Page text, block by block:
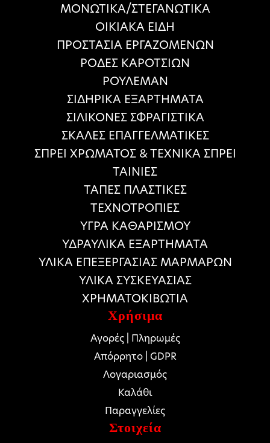
ΜΟΝΩΤΙΚΑ/ΣΤΕΓΑΝΩΤΙΚΑ
ΟΙΚΙΑΚΑ ΕΙΔΗ
ΠΡΟΣΤΑΣΙΑ ΕΡΓΑΖΟΜΕΝΩΝ
ΡΟΔΕΣ ΚΑΡΟΤΣΙΩΝ
ΡΟΥΛΕΜΑΝ
ΣΙΔΗΡΙΚΑ ΕΞΑΡΤΗΜΑΤΑ
ΣΙΛΙΚΟΝΕΣ ΣΦΡΑΓΙΣΤΙΚΑ
ΣΚΑΛΕΣ ΕΠΑΓΓΕΛΜΑΤΙΚΕΣ
ΣΠΡΕΙ ΧΡΩΜΑΤΟΣ & ΤΕΧΝΙΚΑ ΣΠΡΕΙ
ΤΑΙΝΙΕΣ
ΤΑΠΕΣ ΠΛΑΣΤΙΚΕΣ
ΤΕΧΝΟΤΡΟΠΙΕΣ
ΥΓΡΑ ΚΑΘΑΡΙΣΜΟΥ
ΥΔΡΑΥΛΙΚΑ ΕΞΑΡΤΗΜΑΤΑ
ΥΛΙΚΑ ΕΠΕΞΕΡΓΑΣΙΑΣ ΜΑΡΜΑΡΩΝ
ΥΛΙΚΑ ΣΥΣΚΕΥΑΣΙΑΣ
ΧΡΗΜΑΤΟΚΙΒΩΤΙΑ
Χρήσιμα
Αγορές | Πληρωμές
Απόρρητο | GDPR
Λογαριασμός
Καλάθι
Παραγγελίες
Στοιχεία